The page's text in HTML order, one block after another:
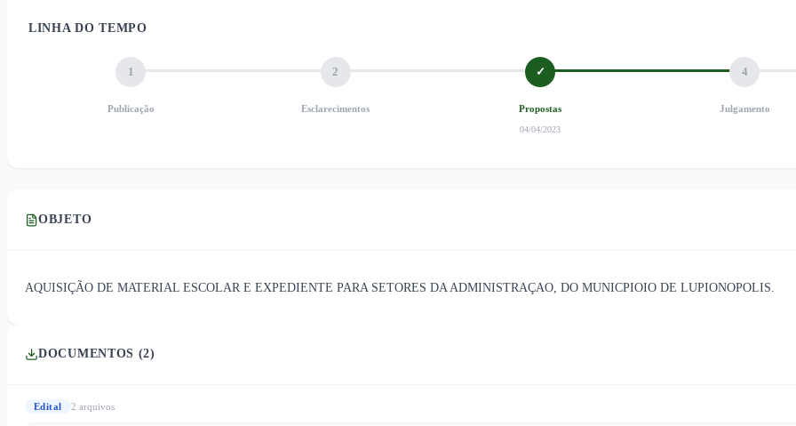
LINHA DO TEMPO
1
Publicação
2
Esclarecimentos
✓
Propostas
04/04/2023
4
Julgamento
OBJETO
AQUISIÇÃO DE MATERIAL ESCOLAR E EXPEDIENTE PARA SETORES DA ADMINISTRAÇAO, DO MUNICPIOIO DE LUPIONOPOLIS.
DOCUMENTOS (2)
Edital 2 arquivos